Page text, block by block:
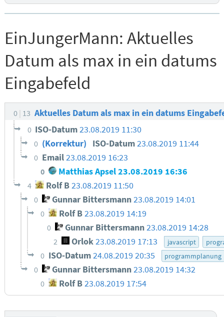
EinJungerMann: Aktuelles
Datum als max in ein datums
Eingabefeld
0 13 Aktuelles Datum als max in ein datums
0 ISO-Datum23.08.2019 11:30
0 (Korrektur) ISO-Datum23.08.2019 11:44
0 Email23.08.2019 16:23
0 Matthias Apsel23.08.2019 16:36
4 Rolf B23.08.2019 11:50
0 Gunnar Bittersmann 23.08.2019 14:01
0 Rolf B 23.08.2019 14:19
0 Gunnar Bittersmann23.08.2019 14:28
2 Orlok23.08.2019 17:13 javascript
0 ISO-Datum24.08.2019 20:35 programmplanung
0 Gunnar Bittersmann 23.08.2019 14:32
0 Rolf B 23.08.2019 17:54